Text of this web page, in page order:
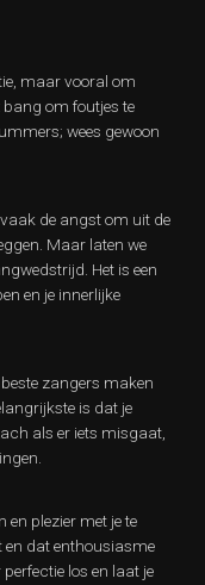
maar vooral om
bang om foutjes te
wees gewoon
de angst om uit de
Maar laten we
Het is een
en je innerlijke
zangers maken
is dat je
als er iets misgaat,
en plezier met je te
en dat enthousiasme
los en laat je